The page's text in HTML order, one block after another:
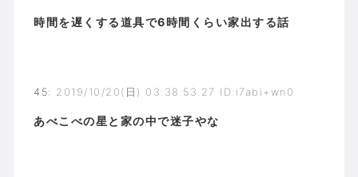
時間を遅くする道具で6時間くらい家出する話
45: 2019/10/20(日) 03:38:53.27 ID:i7abi+wn0
あべこべの星と家の中で迷子やな